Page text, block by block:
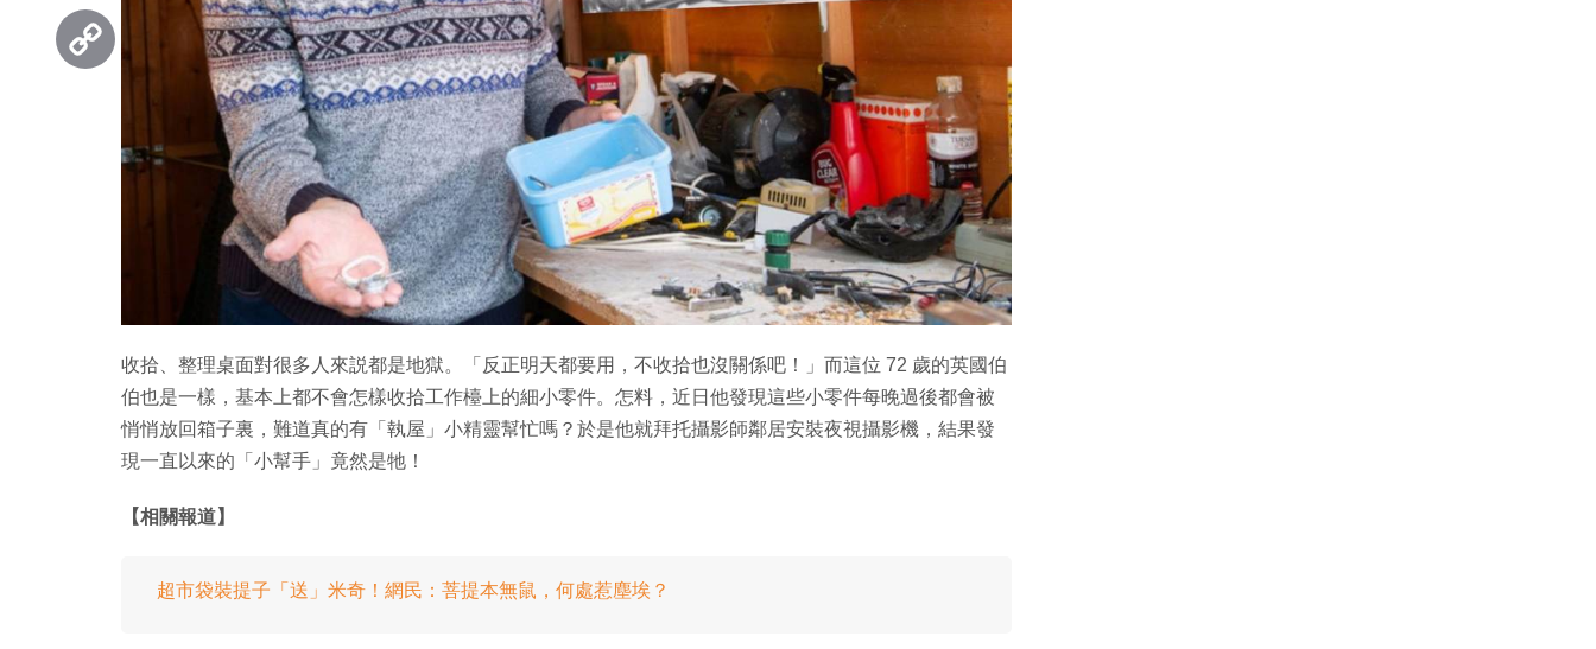
收拾、整理桌面對很多人來説都是地獄。「反正明天都要用，不收拾也沒關係吧！」而這位 72 歲的英國伯
伯也是一樣，基本上都不會怎樣收拾工作檯上的細小零件。怎料，近日他發現這些小零件每晚過後都會被
悄悄放回箱子裏，難道真的有「執屋」小精靈幫忙嗎？於是他就拜托攝影師鄰居安裝夜視攝影機，結果發
現一直以來的「小幫手」竟然是牠！
【相關報道】
超市袋裝提子「送」米奇！網民：菩提本無鼠，何處惹塵埃？
Threads
Link